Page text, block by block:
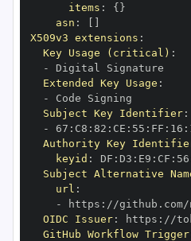
items : { }
asn :
X509v3 extensions :
Key Usage (critical) :
-
Extended Key Usage :
-
Subject Key Identifier:
-
67 : C8 : 82 : CE : 55 : FF : 16 :
Authority Key
keyid : DF : D3 : E9 : CF : 56
Subject Alternative
url :
-
https : //github.com/
OIDC Issuer: https :
GitHub Workflow Trigger